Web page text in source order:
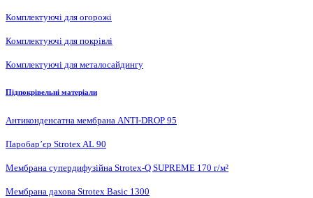
Комплектуючі для огорожі
Комплектуючі для покрівлі
Комплектуючі для металосайдингу
Підпокрівельні матеріали
Антиконденсатна мембрана ANTI-DROP 95
Паробар’єр Strotex AL 90
Мембрана супердифузійна Strotex-Q SUPREME 170 г/м²
Мембрана дахова Strotex Basic 1300